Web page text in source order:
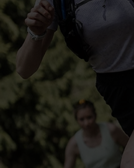
-15°
-20°
-25°
-30°